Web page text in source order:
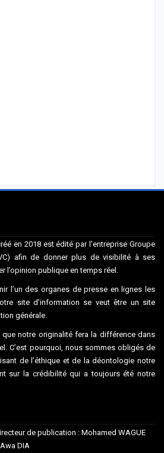
en 2018 est édité par l’entreprise Groupe
afin de donner plus de visibilité à ses
l’opinion publique en temps réel.
l’un des organes de presse en lignes les
site d’information se veut être un site
générale.
notre originalité fera la différence dans
C’est pourquoi, nous sommes obligés de
de l’éthique et de la déontologie notre
sur la crédibilité qui a toujours été notre
de publication : Mohamed WAGUE
DIA